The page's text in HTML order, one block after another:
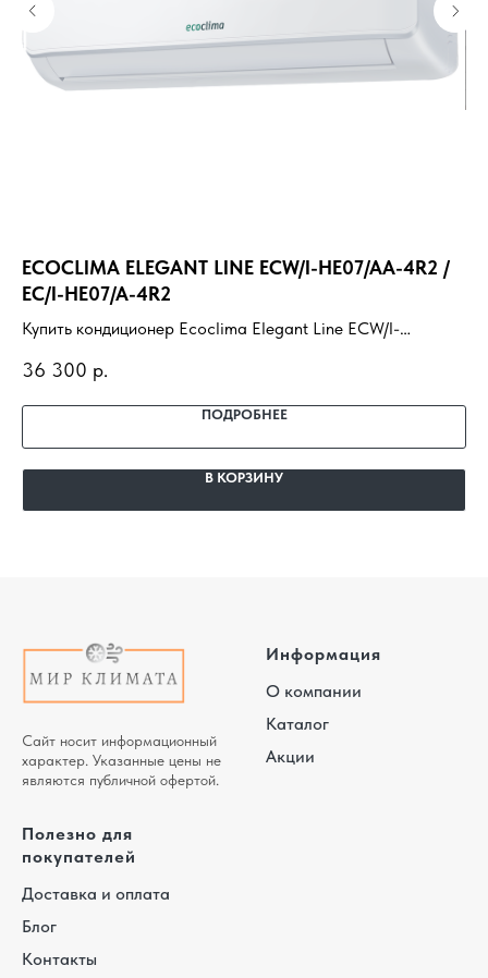
ECOCLIMA ELEGANT LINE ECW/I-HE07/AA-4R2 /
EC/I-HE07/A-4R2
Купить кондиционер Ecoclima Elegant Line ECW/I-
Подбор под помещение, доставка, профессиональный
монтаж и гарантия.
36 300 р.
ПОДРОБНЕЕ
В КОРЗИНУ
Сайт носит информационный
характер. Указанные цены не
являются публичной офертой.
Информация
О компании
Каталог
Акции
Полезно для
покупателей
Доставка и оплата
Блог
Контакты